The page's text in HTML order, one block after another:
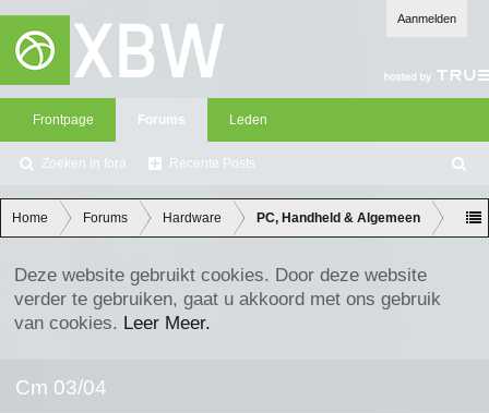
Aanmelden
Frontpage Forums
Zoeken in fora Recente Posts
Leden
oe
ke
n
Home Forums Hardware PC, Handheld & Algemeen
Deze website gebruikt cookies. Door deze website
verder te gebruiken, gaat u akkoord met ons gebruik
van cookies. Leer Meer.
Cm 03/04